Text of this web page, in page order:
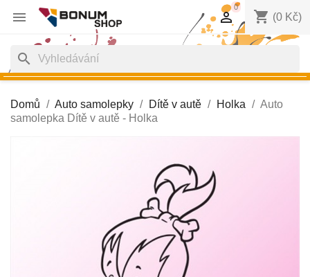
 shopping_cart
0
(0 Kč)

search
Domů Auto samolepky Dítě v autě Holka
Auto
samolepka Dítě v autě - Holka